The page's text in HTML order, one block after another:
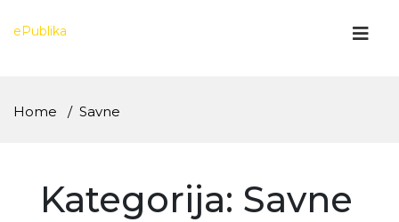
ePublika
Home Savne
Kategorija: Savne